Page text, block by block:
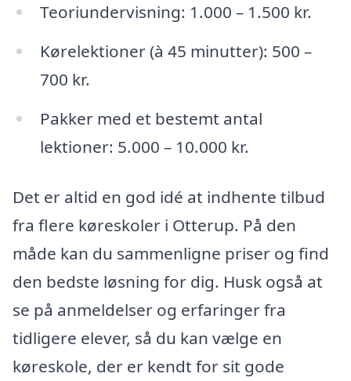
Teoriundervisning: 1.000 – 1.500 kr.
Kørelektioner (à 45 minutter): 500 –
700 kr.
Pakker med et bestemt antal
lektioner: 5.000 – 10.000 kr.
Det er altid en god idé at indhente tilbud
fra flere køreskoler i Otterup. På den
måde kan du sammenligne priser og find
den bedste løsning for dig. Husk også at
se på anmeldelser og erfaringer fra
tidligere elever, så du kan vælge en
køreskole, der er kendt for sit gode